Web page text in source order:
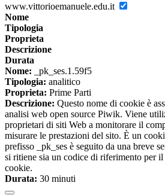
www.vittorioemanuele.edu.it
Nome
Tipologia
Proprieta
Descrizione
Durata
Nome: _pk_ses.1.59f5
Tipologia: analitico
Proprieta: Prime Parti
Descrizione: Questo nome di cookie è
analisi web open source Piwik. Viene
proprietari di siti Web a monitorare il
misurare le prestazioni del sito. È un
prefisso _pk_ses è seguito da una breve
si ritiene sia un codice di riferimento per
cookie.
Durata: 30 minuti